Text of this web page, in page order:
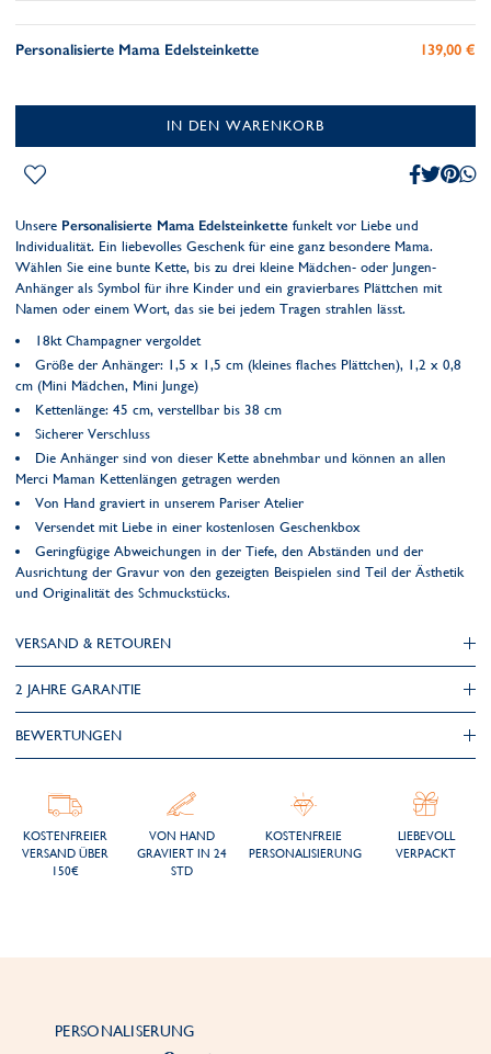
Personalisierte Mama Edelsteinkette 139,00 €
IN DEN WARENKORB
Unsere Personalisierte Mama Edelsteinkette funkelt vor Liebe und
Individualität. Ein liebevolles Geschenk für eine ganz besondere Mama.
Wählen Sie eine bunte Kette, bis zu drei kleine Mädchen- oder Jungen-
Anhänger als Symbol für ihre Kinder und ein gravierbares Plättchen mit
Namen oder einem Wort, das sie bei jedem Tragen strahlen lässt.
18kt Champagner vergoldet
Größe der Anhänger: 1,5 x 1,5 cm (kleines flaches Plättchen), 1,2 x 0,8
cm (Mini Mädchen, Mini Junge)
Kettenlänge: 45 cm, verstellbar bis 38 cm
Sicherer Verschluss
Die Anhänger sind von dieser Kette abnehmbar und können an allen
Merci Maman Kettenlängen getragen werden
Von Hand graviert in unserem Pariser Atelier
Versendet mit Liebe in einer kostenlosen Geschenkbox
Geringfügige Abweichungen in der Tiefe, den Abständen und der
Ausrichtung der Gravur von den gezeigten Beispielen sind Teil der Ästhetik
und Originalität des Schmuckstücks.
VERSAND & RETOUREN
2 JAHRE GARANTIE
BEWERTUNGEN
KOSTENFREIER
VERSAND ÜBER
150€
VON HAND
GRAVIERT IN 24
STD
KOSTENFREIE
PERSONALISIERUNG
LIEBEVOLL
VERPACKT
PERSONALISERUNG